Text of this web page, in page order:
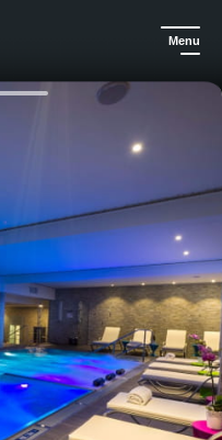
Menu
Romantisch uitje in Hôtel Athena